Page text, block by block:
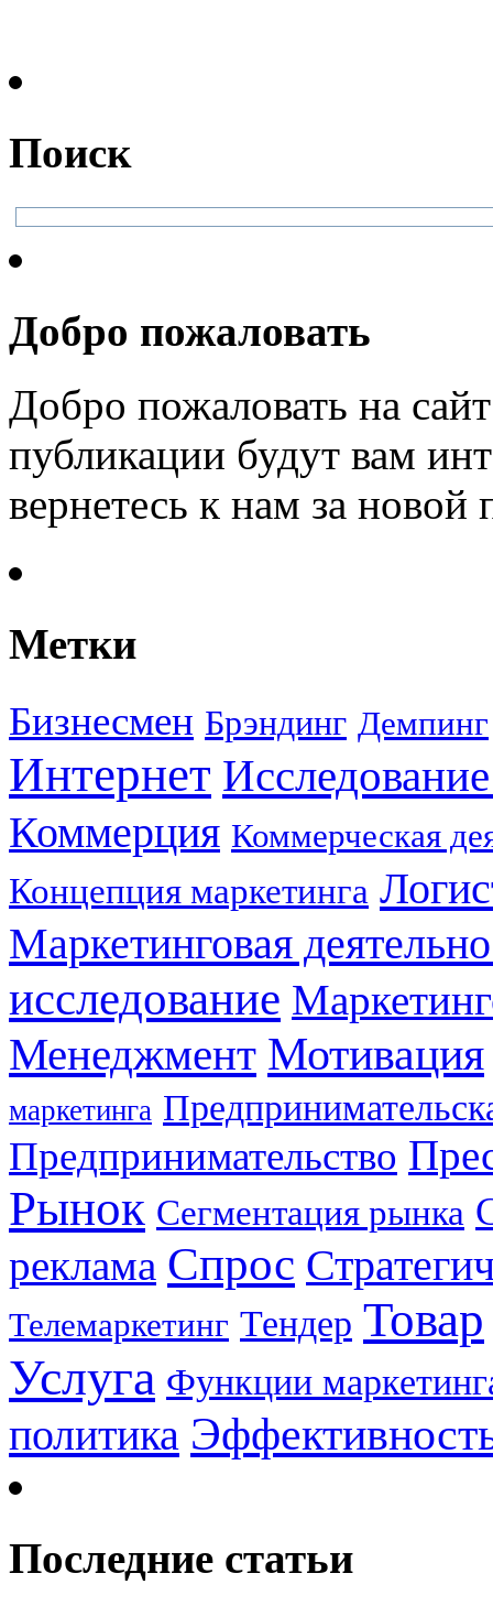
Поиск
Добро пожаловать
Добро пожаловать на
публикации будут вам
вернетесь к нам за
Метки
Бизнесмен Брэндинг Демпинг
Интернет
Коммерция Коммерческая
Концепция маркетинга
Маркетинговая
исследование
Менеджмент Мотивация
маркетинга
Предпринимательство
Рынок Сегментация рынка
реклама Спрос
Телемаркетинг Тендер Товар
Услуга Функции
политика
Последние статьи